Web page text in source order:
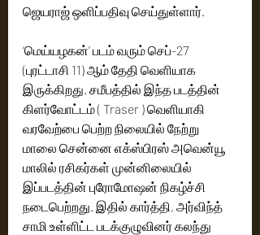
ஜெயராஜ் ஒளிப்பதிவு செய்துள்ளார்.
‘மெய்யழகன்’ படம் வரும் செப்-27
(புரட்டாசி 11) ஆம் தேதி வெளியாக
இருக்கிறது. சமீபத்தில் இந்த படத்தின்
கிளர்வோட்டம் ( Traser ) வெளியாகி
வரவேற்பை பெற்ற நிலையில் நேற்று
மாலை சென்னை எக்ஸ்பிரஸ் அவென்யூ
மாலில் ரசிகர்கள் முன்னிலையில்
இப்படத்தின் புரோமோஷன் நிகழ்ச்சி
நடைபெற்றது. இதில் கார்த்தி, அர்விந்த்
சாமி உள்ளிட்ட படக்குழுவினர் கலந்து